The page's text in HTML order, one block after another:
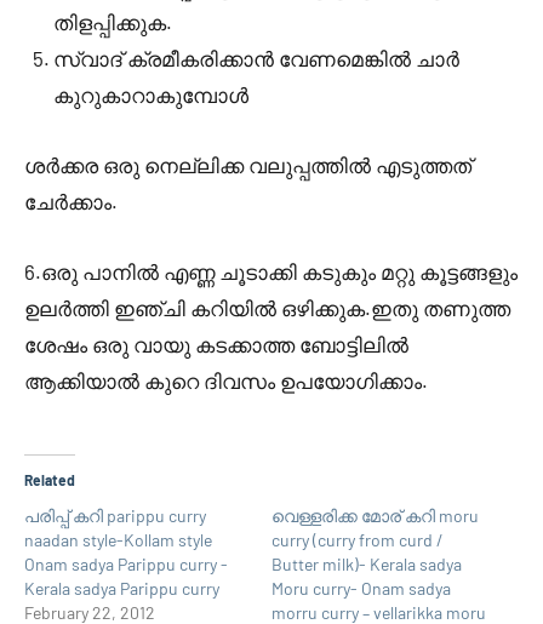
തിളപ്പിക്കുക.
സ്വാദ്‌ ക്രമീകരിക്കാന്‍ വേണമെങ്കില്‍ ചാര്‍
കുറുകാറാകുമ്പോള്‍
ശര്‍ക്കര ഒരു നെല്ലിക്ക വലുപ്പത്തില്‍ എടുത്തത്‌
ചേര്‍ക്കാം.
6.ഒരു പാനില്‍ എണ്ണ ചൂടാക്കി കടുകും മറ്റു കൂട്ടങ്ങളും
ഉലര്‍ത്തി ഇഞ്ചി കറിയില്‍ ഒഴിക്കുക.ഇതു തണുത്ത
ശേഷം ഒരു വായു കടക്കാത്ത ബോട്ടിലില്‍
ആക്കിയാല്‍ കുറെ ദിവസം ഉപയോഗിക്കാം.
Related
പരിപ്പ് കറി parippu curry
naadan style-Kollam style
Onam sadya Parippu curry -
Kerala sadya Parippu curry
February 22, 2012
വെള്ളരിക്ക മോര് കറി moru
curry (curry from curd /
Butter milk)- Kerala sadya
Moru curry- Onam sadya
morru curry – vellarikka moru